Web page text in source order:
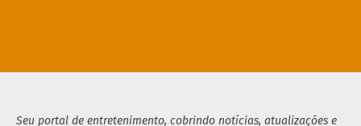
Seu portal de entretenimento, cobrindo notícias, atualizações e